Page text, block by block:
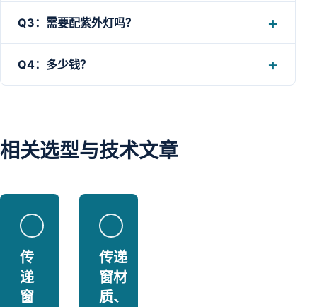
Q3：需要配紫外灯吗？
Q4：多少钱？
相关选型与技术文章
传
递
窗
传递
窗材
质、